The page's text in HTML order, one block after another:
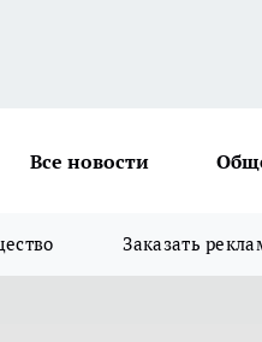
Все новости
Заказать